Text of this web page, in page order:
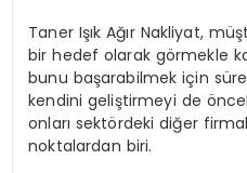
Taner Işık Ağır Nakliyat,
bir hedef olarak görmekle
bunu başarabilmek için
kendini geliştirmeyi de
onları sektördeki diğer
noktalardan biri.